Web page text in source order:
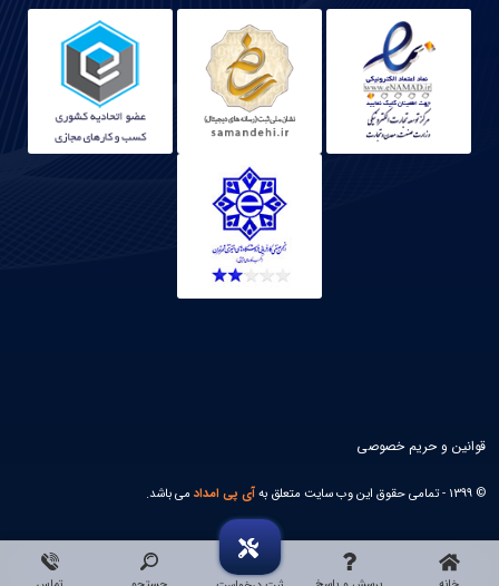
© 1399 - تمامی حقوق این وب سایت متعلق به آی پی امدادمی باشد.
قوانین و حریم خصوصی